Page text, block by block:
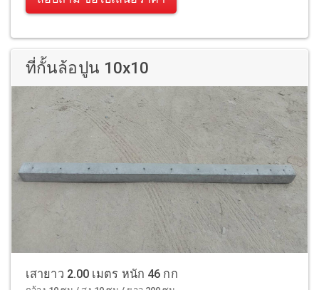
ที่กั้นล้อปูน 10x10
เสายาว 2.00 เมตร หนัก 46 กก